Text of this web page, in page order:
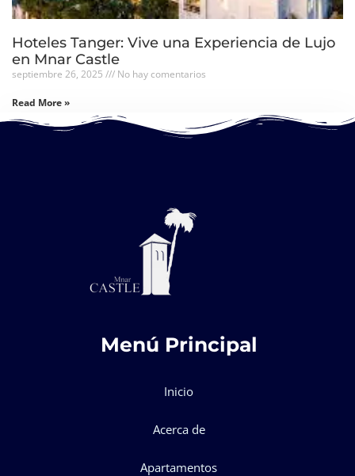
Hoteles Tanger: Vive una Experiencia de Lujo
en Mnar Castle
septiembre 26, 2025 No hay comentarios
Read More »
Menú Principal
Inicio
Acerca de
Apartamentos